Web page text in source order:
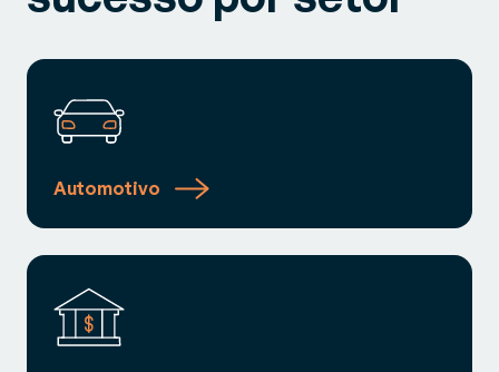
Automotivo